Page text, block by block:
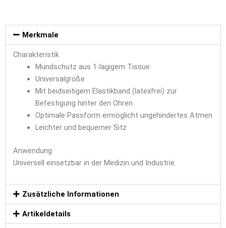
Merkmale
Charakteristik
Mundschutz aus 1-lagigem Tissue
Universalgröße
Mit beidseitigem Elastikband (latexfrei) zur
Befestigung hinter den Ohren
Optimale Passform ermöglicht ungehindertes Atmen
Leichter und bequemer Sitz
Anwendung
Universell einsetzbar in der Medizin und Industrie.
Zusätzliche Informationen
Artikeldetails